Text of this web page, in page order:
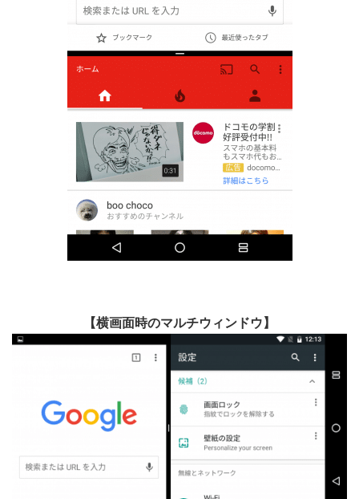
【横画面時のマルチウィンドウ】